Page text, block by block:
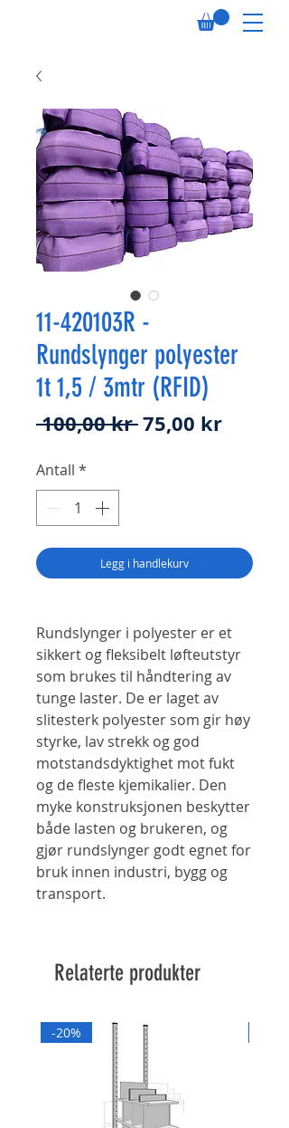
11-420103R -
Rundslynger polyester
1t 1,5 / 3mtr (RFID)
100,00 kr Vanlig
75,00 kr
Antall *
Legg i handlekurv
Rundslynger i polyester er et
sikkert og fleksibelt løfteutstyr
som brukes til håndtering av
tunge laster. De er laget av
slitesterk polyester som gir høy
styrke, lav strekk og god
motstandsdyktighet mot fukt
og de fleste kjemikalier. Den
myke konstruksjonen beskytter
både lasten og brukeren, og
gjør rundslynger godt egnet for
bruk innen industri, bygg og
transport.
Relaterte produkter
-20%